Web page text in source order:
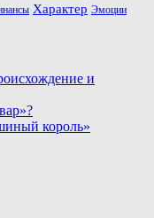
Характер Эмоции
и
король»